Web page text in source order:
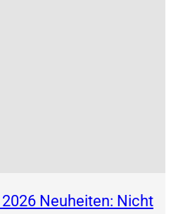
Neuheiten: Nicht